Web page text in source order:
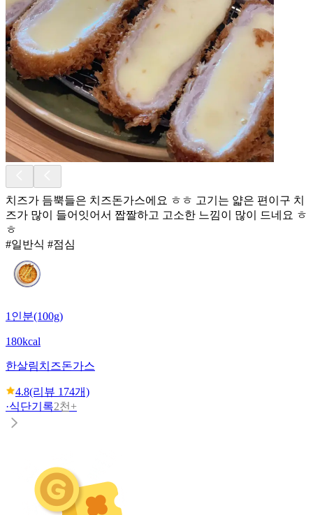
치즈가 듬뿍들은 치즈돈가스에요 ㅎㅎ 고기는 얇은 편이구 치
즈가 많이 들어잇어서 짭짤하고 고소한 느낌이 많이 드네요 ㅎ
ㅎ
#일반식 #점심
1인분(100g)
180kcal
한살림치즈돈가스
4.8(리뷰 174개)
·식단기록2천+